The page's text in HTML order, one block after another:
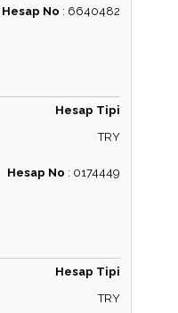
Hesap No : 6640482
Hesap Tipi
TRY
Hesap No : 0174449
Hesap Tipi
TRY